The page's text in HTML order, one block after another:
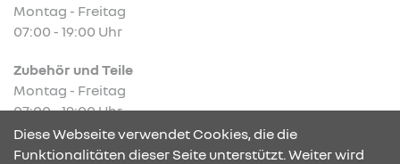
Montag - Freitag
07:00 - 19:00 Uhr
Zubehör und Teile
Montag - Freitag
07:00 - 19:00 Uhr
Diese Webseite verwendet Cookies, die die
Funktionalitäten dieser Seite unterstützt. Weiter wird